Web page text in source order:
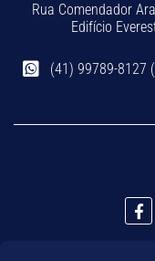
Rua Comendador
Edifício
(41) 99789-8127